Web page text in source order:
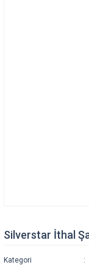
Silverstar İthal
Kategori